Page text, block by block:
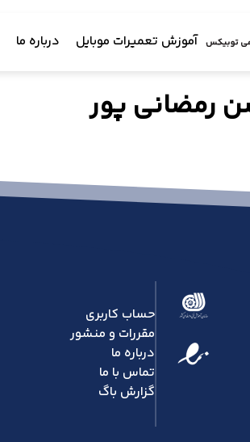
آموزش تعمیرات موبایل درباره ما
رمضانی پور
حساب کاربری
مقررات و منشور
درباره ما
تماس با ما
گزارش باگ